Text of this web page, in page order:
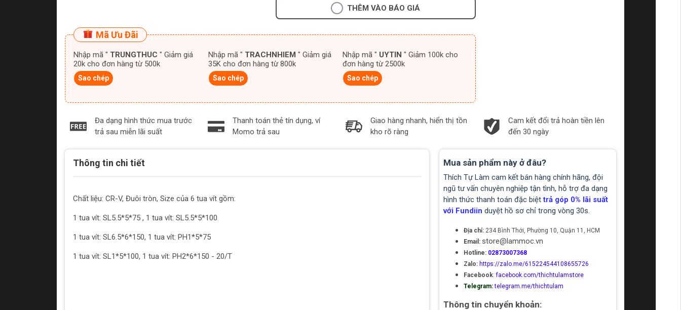
THÊM VÀO BÁO GIÁ
Mã Ưu Đãi
Nhập mã " TRUNGTHUC " Giảm giá
20k cho đơn hàng từ 500k
Sao chép
Nhập mã " TRACHNHIEM " Giảm giá
35K cho đơn hàng từ 800k
Sao chép
Nhập mã " UYTIN " Giảm 100k cho
đơn hàng từ 2500k
Sao chép
Đa dạng hình thức mua trước
trả sau miễn lãi suất
Thanh toán thẻ tín dụng, ví
Momo trả sau
Giao hàng nhanh, hiển thị tồn
kho rõ ràng
Cam kết đổi trả hoàn tiền lên
đến 30 ngày
Thông tin chi tiết
Chất liệu: CR-V, Đuôi tròn, Size của 6 tua vít gồm:
1 tua vít: SL5.5*5*75 , 1 tua vít: SL5.5*5*100
1 tua vít: SL6.5*6*150, 1 tua vít: PH1*5*75
1 tua vít: SL1*5*100, 1 tua vít: PH2*6*150 - 20/T
Mua sản phẩm này ở đâu?
Thích Tự Làm cam kết bán hàng chính hãng, đội
ngũ tư vấn chuyên nghiệp tận tình, hỗ trợ đa dạng
hình thức thanh toán đặc biệttrả góp 0% lãi suất
với Fundiin duyệt hồ sơ chỉ trong vòng 30s.
Địa chỉ: 234 Bình Thới, Phường 10, Quận 11, HCM
Email: store@lammoc.vn
Hotline: 02873007368
Zalo: https://zalo.me/615224544108655726
Facebook:facebook.com/thichtulamstore
Telegram: telegram.me/thichtulam
Thông tin chuyển khoản: